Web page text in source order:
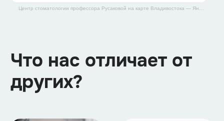
Что нас отличает от
других?